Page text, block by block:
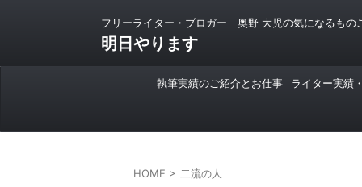
フリーライター・ブロガー 奥野 大児の気になるもの
明日やります
執筆実績のご紹介とお仕事 ライター実績
HOME > 二流の人